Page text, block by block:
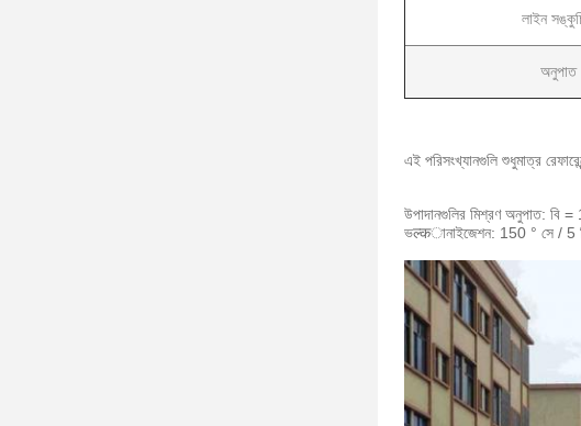
লাইন
অনুপাত
এই পরিসংখ্যানগুলি শুধুমাত্র
উপাদানগুলির মিশ্রণ অনুপাত: বি
ভल्कানাইজেশন: 150 ° সে / 5